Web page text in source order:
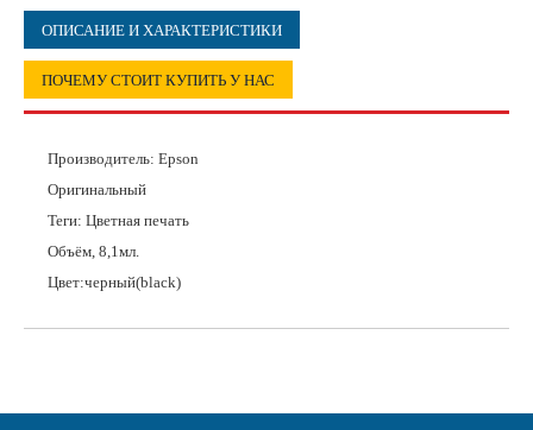
ОПИСАНИЕ И ХАРАКТЕРИСТИКИ
ПОЧЕМУ СТОИТ КУПИТЬ У НАС
Производитель: Epson
Оригинальный
Теги: Цветная печать
Объём, 8,1мл.
Цвет:черный(black)